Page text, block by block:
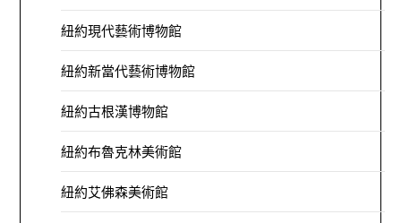
紐約現代藝術博物館
紐約新當代藝術博物館
紐約古根漢博物館
紐約布魯克林美術館
紐約艾佛森美術館